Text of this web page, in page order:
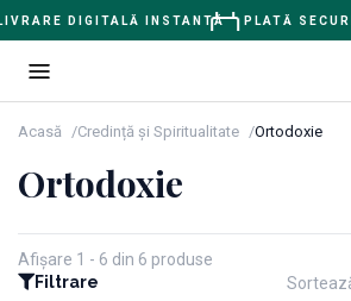
DIGITALĂ INSTANTĂ PLATĂ
Acasă Credință și Spiritualitate Ortodoxie
Ortodoxie
Afișare 1 - 6 din 6 produse
Filtrare